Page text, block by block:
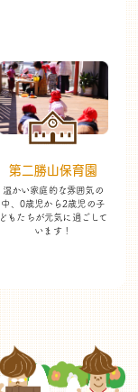
第二勝山保育園
温かい家庭的な雰囲気の
中、 0歳児から2歳児の子
どもたちが元気に過ごして
います！